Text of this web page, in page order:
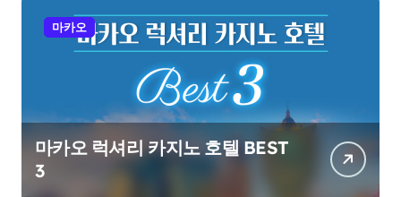
마카오
마카오 럭셔리 카지노 호텔 BEST
3